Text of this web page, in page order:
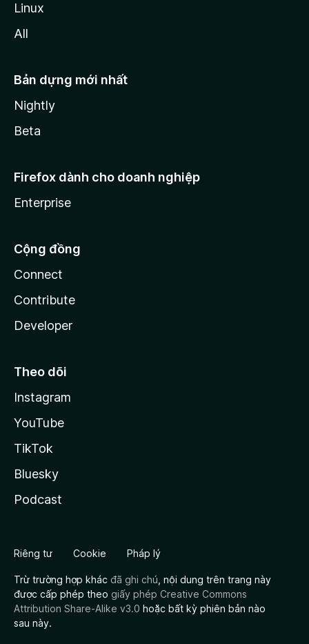
Linux
All
Bản dựng mới nhất
Nightly
Beta
Firefox dành cho doanh nghiệp
Enterprise
Cộng đồng
Connect
Contribute
Developer
Theo dõi
Instagram
YouTube
TikTok
Bluesky
Podcast
Riêng tư Cookie Pháp lý
Trừ trường hợp khác đã ghi chú , nội dung trên trang này
được cấp phép theo giấy phép Creative Commons
Attribution Share-Alike v3.0 hoặc bất kỳ phiên bản nào
sau này.